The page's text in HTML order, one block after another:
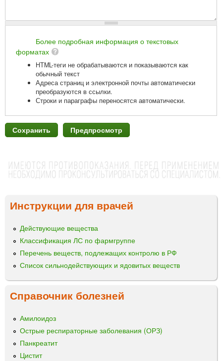
Более подробная информация о текстовых
форматах
HTML-теги не обрабатываются и показываются как
обычный текст
Адреса страниц и электронной почты автоматически
преобразуются в ссылки.
Строки и параграфы переносятся автоматически.
Инструкции для врачей
Действующие вещества
Классификация ЛС по фармгруппе
Перечень веществ, подлежащих контролю в РФ
Список сильнодействующих и ядовитых веществ
Справочник болезней
Амилоидоз
Острые респираторные заболевания (ОРЗ)
Панкреатит
Цистит